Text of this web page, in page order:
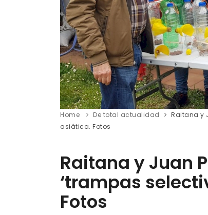
Home De total actualidad
Raitana y
asiática. Fotos
Raitana y Juan
‘trampas
Fotos